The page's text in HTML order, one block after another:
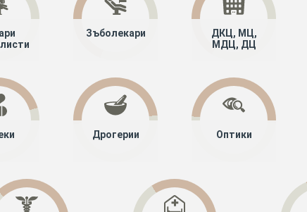
Зъболекари
ДКЦ, МЦ,
МДЦ, ДЦ
Дрогерии Оптики